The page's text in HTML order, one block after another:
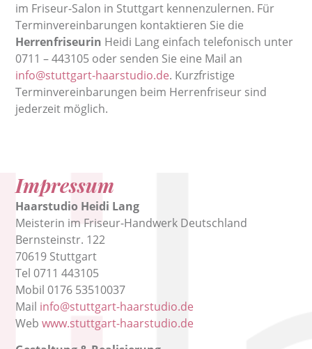
im Friseur-Salon in Stuttgart kennenzulernen. Für
Terminvereinbarungen kontaktieren Sie die
Herrenfriseurin Heidi Lang einfach telefonisch unter
0711 – 443105 oder senden Sie eine Mail an
info@stuttgart-haarstudio.de. Kurzfristige
Terminvereinbarungen beim Herrenfriseur sind
jederzeit möglich.
Impressum
Haarstudio Heidi Lang
Meisterin im Friseur-Handwerk Deutschland
Bernsteinstr. 122
70619 Stuttgart
Tel 0711 443105
Mobil 0176 53510037
Mail info@stuttgart-haarstudio.de
Webwww.stuttgart-haarstudio.de